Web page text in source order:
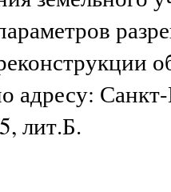
адресу:
лит.Б.